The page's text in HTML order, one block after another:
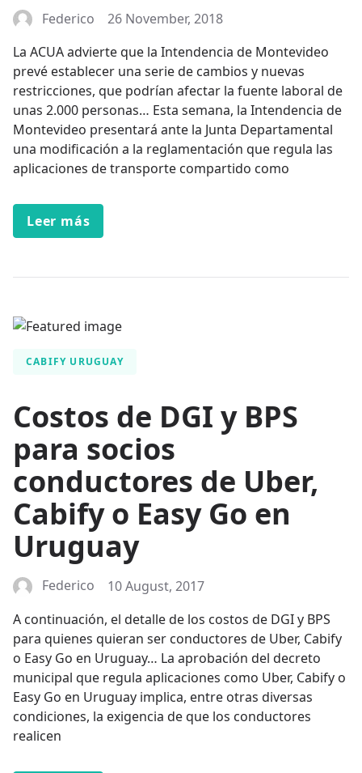
Federico
26 November, 2018
La ACUA advierte que la Intendencia de Montevideo
prevé establecer una serie de cambios y nuevas
restricciones, que podrían afectar la fuente laboral de
unas 2.000 personas… Esta semana, la Intendencia de
Montevideo presentará ante la Junta Departamental
una modificación a la reglamentación que regula las
aplicaciones de transporte compartido como
Leer más
CABIFY URUGUAY
Costos de DGI y BPS
para socios
conductores de Uber,
Cabify o Easy Go en
Uruguay
Federico
10 August, 2017
A continuación, el detalle de los costos de DGI y BPS
para quienes quieran ser conductores de Uber, Cabify
o Easy Go en Uruguay… La aprobación del decreto
municipal que regula aplicaciones como Uber, Cabify o
Easy Go en Uruguay implica, entre otras diversas
condiciones, la exigencia de que los conductores
realicen